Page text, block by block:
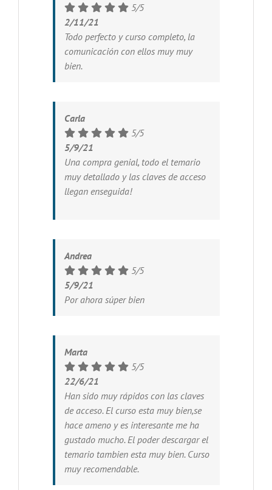
5/5
2/11/21
Todo perfecto y curso completo, la
comunicación con ellos muy muy
bien.
Carla
5/5
5/9/21
Una compra genial, todo el temario
muy detallado y las claves de acceso
llegan enseguida!
Andrea
5/5
5/9/21
Por ahora súper bien
Marta
5/5
22/6/21
Han sido muy rápidos con las claves
de acceso. El curso esta muy bien,se
hace ameno y es interesante me ha
gustado mucho. El poder descargar el
temario tambien esta muy bien. Curso
muy recomendable.